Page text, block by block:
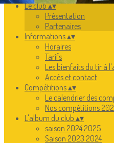
Le club▴▾
Présentation
Partenaires
Informations▴▾
Horaires
Tarifs
Les bienfaits du tir à
Accès et contact
Compétitions▴▾
Le calendrier des
Nos compétitions
L'album du club ▴▾
saison 2024 2025
Saison 2023 2024